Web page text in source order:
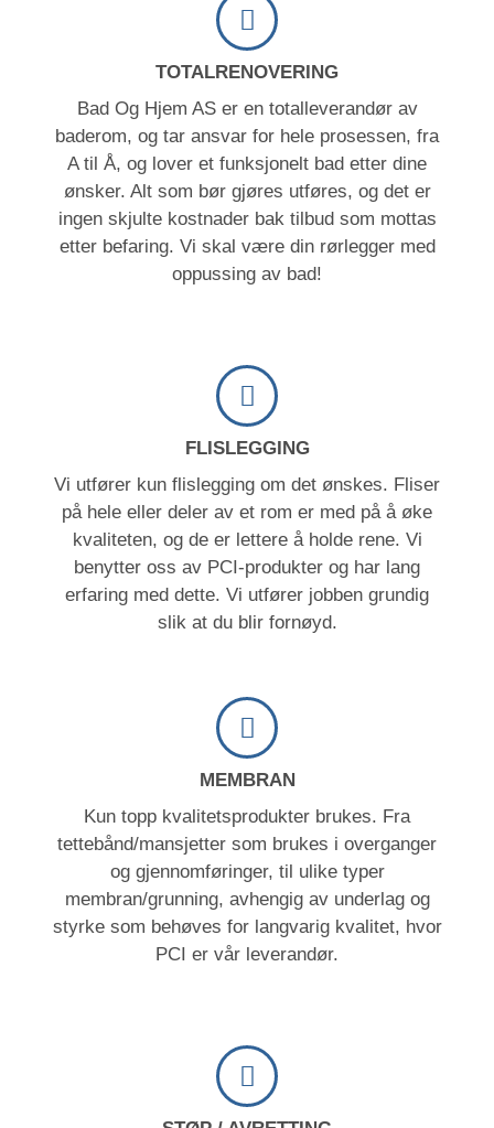
TOTALRENOVERING
Bad Og Hjem AS er en totalleverandør av
baderom, og tar ansvar for hele prosessen, fra
A til Å, og lover et funksjonelt bad etter dine
ønsker. Alt som bør gjøres utføres, og det er
ingen skjulte kostnader bak tilbud som mottas
etter befaring. Vi skal være din rørlegger med
oppussing av bad!
FLISLEGGING
Vi utfører kun flislegging om det ønskes. Fliser
på hele eller deler av et rom er med på å øke
kvaliteten, og de er lettere å holde rene. Vi
benytter oss av PCI-produkter og har lang
erfaring med dette. Vi utfører jobben grundig
slik at du blir fornøyd.
MEMBRAN
Kun topp kvalitetsprodukter brukes. Fra
tettebånd/mansjetter som brukes i overganger
og gjennomføringer, til ulike typer
membran/grunning, avhengig av underlag og
styrke som behøves for langvarig kvalitet, hvor
PCI er vår leverandør.